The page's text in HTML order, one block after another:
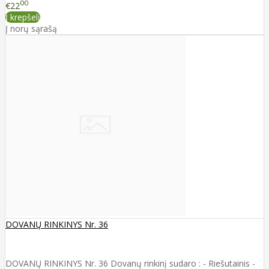
€2200
Į krepšelį
Į norų sąrašą
DOVANŲ RINKINYS Nr. 36
DOVANŲ RINKINYS Nr. 36 Dovanų rinkinį sudaro : - Riešutainis -